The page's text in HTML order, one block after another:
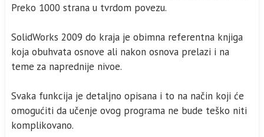
Preko 1000 strana u tvrdom povezu.
SolidWorks 2009 do kraja je obimna referentna knjiga
koja obuhvata osnove ali nakon osnova prelazi i na
teme za naprednije nivoe.
Svaka funkcija je detaljno opisana i to na način koji će
omogućiti da učenje ovog programa ne bude teško niti
komplikovano.